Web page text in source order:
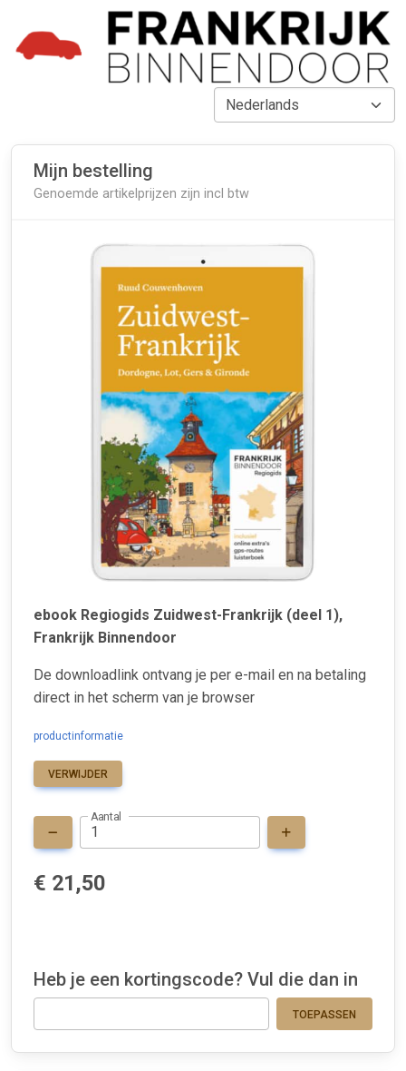
Mijn bestelling
Genoemde artikelprijzen zijn incl btw
ebook Regiogids Zuidwest-Frankrijk (deel 1),
Frankrijk Binnendoor
De downloadlink ontvang je per e-mail en na betaling
direct in het scherm van je browser
productinformatie
VERWIJDER
Aantal
€ 21,50
Heb je een kortingscode? Vul die dan in
TOEPASSEN